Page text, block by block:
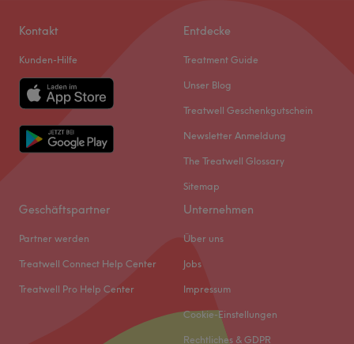
Kontakt
Kunden-Hilfe
Entdecke
Treatment Guide
Unser Blog
Treatwell Geschenkgutschein
Newsletter Anmeldung
The Treatwell Glossary
Sitemap
Geschäftspartner
Partner werden
Treatwell Connect Help Center
Treatwell Pro Help Center
Unternehmen
Über uns
Jobs
Impressum
Cookie-Einstellungen
Rechtliches & GDPR